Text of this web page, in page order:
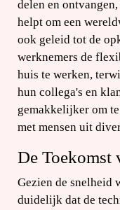
delen en
helpt om een
ook geleid tot de
werknemers de
huis te werken,
hun collega's en
gemakkelijker om
met mensen uit
De Toekomst
Gezien de snelheid
duidelijk dat de